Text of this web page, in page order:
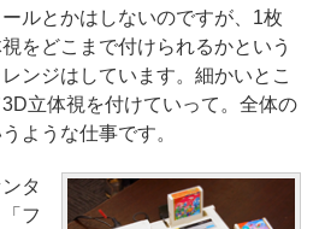
ルとかはしないのですが、1枚
をどこまで付けられるかという
ンジはしています。細かいとこ
立体視を付けていって。全体の
ような仕事です。
タ
フ